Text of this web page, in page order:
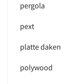
pergola
pext
platte daken
polywood